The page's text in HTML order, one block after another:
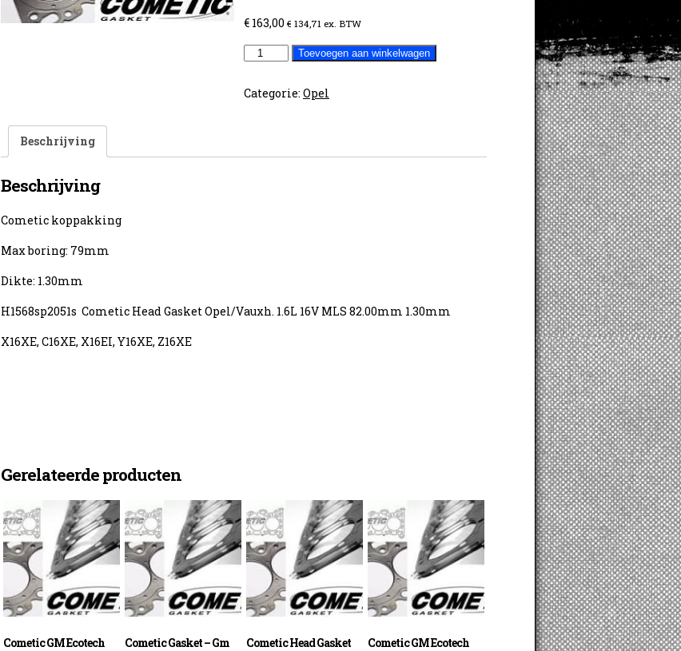
€163,00 € 134,71ex. BTW
Cometic
Gasket
Toevoegen aan winkelwagen
Categorie: Opel
Beschrijving
Beschrijving
Cometic koppakking
Max boring: 79mm
Dikte: 1.30mm
H1568sp2051s Cometic Head Gasket Opel/Vauxh. 1.6L 16V MLS 82.00mm 1.30mm
X16XE, C16XE, X16EI, Y16XE, Z16XE
Gerelateerde producten
Cometic GM Ecotech
Cometic Gasket – Gm
Cometic Head Gasket
Cometic GM Ecotech